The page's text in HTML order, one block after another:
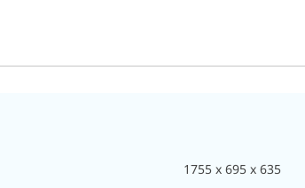
1755 x 695 x 635